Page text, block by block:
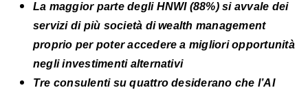
La maggior parte degli HNWI (88%) si avvale dei
servizi di più società di wealth management
proprio per poter accedere a migliori opportunità
negli investimenti alternativi
Tre consulenti su quattro desiderano che l’AI